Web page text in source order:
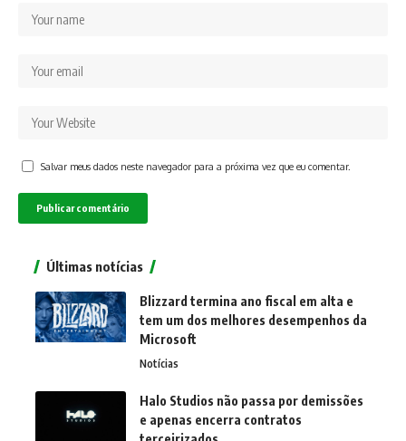
Salvar meus dados neste navegador para a próxima vez que eu comentar.
Últimas notícias
Blizzard termina ano fiscal em alta e
tem um dos melhores desempenhos da
Microsoft
Notícias
Halo Studios não passa por demissões
e apenas encerra contratos